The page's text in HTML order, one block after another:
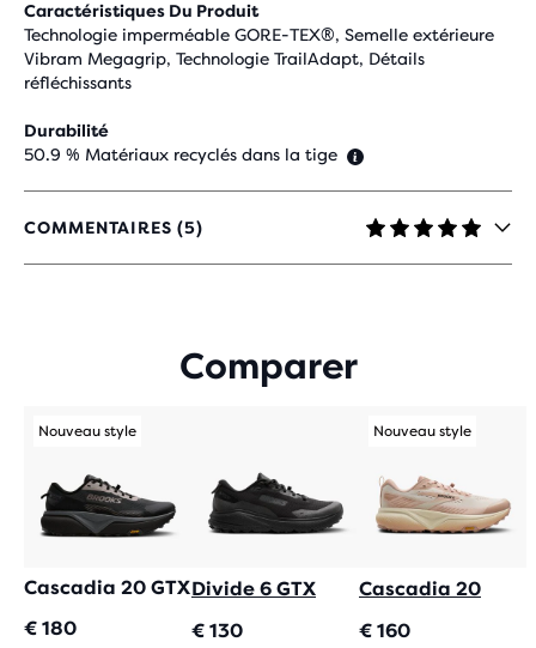
Caractéristiques Du Produit
Technologie imperméable GORE-TEX®, Semelle extérieure
Vibram Megagrip, Technologie TrailAdapt, Détails
réfléchissants
Durabilité
50.9 % Matériaux recyclés dans la tige
COMMENTAIRES (5)
4,8
SUR
Comparer
Nouveau style
Cascadia 20 GTX
€ 180
Divide 6 GTX
€ 130
Nouveau style
Cascadia 20
€ 160